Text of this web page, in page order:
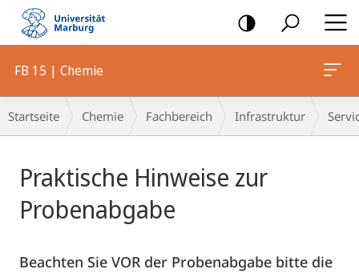
Mobile-
Navigation
FB 15 | Chemie
Breadcrumb-
Navigation
Startseite Chemie Fachbereich Infrastruktur
Praktische Hinweise zur
Probenabgabe
Beachten Sie VOR der Probenabgabe bitte die